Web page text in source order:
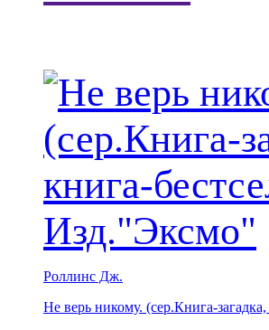
Роллинс Дж.
Не верь никому. (сер.Книга-